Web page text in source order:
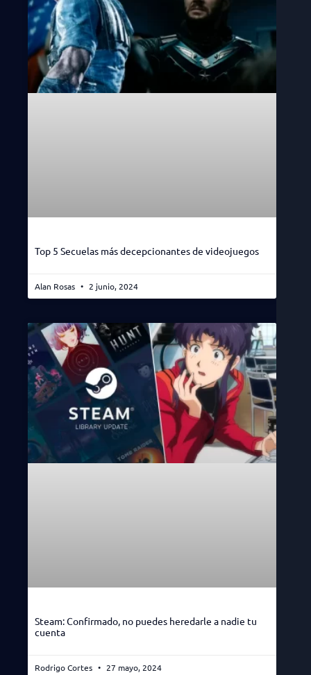
Top 5 Secuelas más decepcionantes de videojuegos
Alan Rosas 2 junio, 2024
Steam: Confirmado, no puedes heredarle a nadie tu
cuenta
Rodrigo Cortes 27 mayo, 2024